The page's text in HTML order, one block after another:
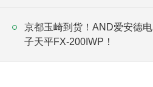
京都玉崎到货！AND爱安德电
子天平FX-200IWP！